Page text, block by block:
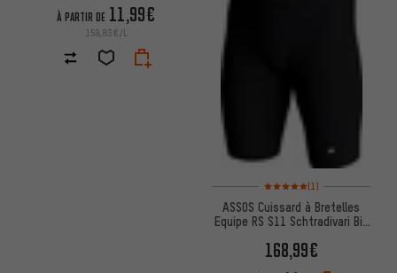
À PARTIR DE 11,99€
159,83€/L
Note moyenne : 5 sur 5
(1)
ASSOS Cuissard à Bretelles
Equipe RS S11 Schtradivari Bib
168,99€